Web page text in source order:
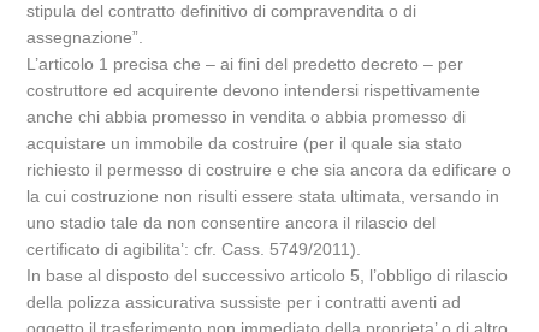
stipula del contratto definitivo di compravendita o di
assegnazione”.
L’articolo 1 precisa che – ai fini del predetto decreto – per
costruttore ed acquirente devono intendersi rispettivamente
anche chi abbia promesso in vendita o abbia promesso di
acquistare un immobile da costruire (per il quale sia stato
richiesto il permesso di costruire e che sia ancora da edificare o
la cui costruzione non risulti essere stata ultimata, versando in
uno stadio tale da non consentire ancora il rilascio del
certificato di agibilita’: cfr. Cass. 5749/2011).
In base al disposto del successivo articolo 5, l’obbligo di rilascio
della polizza assicurativa sussiste per i contratti aventi ad